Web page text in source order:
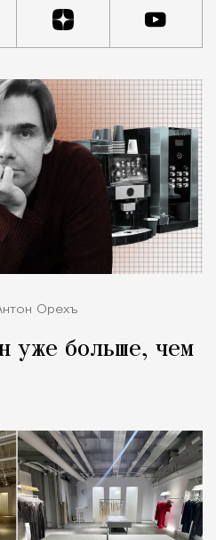
Орехъ
уже больше, чем